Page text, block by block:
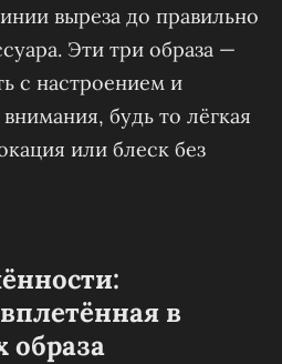
выреза до правильно
Эти три образа —
с настроением и
будь то лёгкая
или блеск без
в